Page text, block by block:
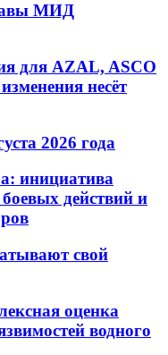
МИД
для AZAL, ASCO
несёт
2026 года
инициатива
действий и
свой
оценка
водного